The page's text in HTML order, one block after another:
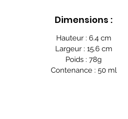
Dimensions :
Hauteur : 6.4 cm
Largeur : 15.6 cm
Poids : 78g
Contenance : 50 ml